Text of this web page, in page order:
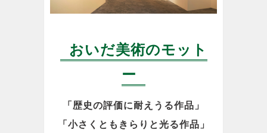
おいだ美術のモット
ー
「歴史の評価に耐えうる作品」
「小さくともきらりと光る作品」